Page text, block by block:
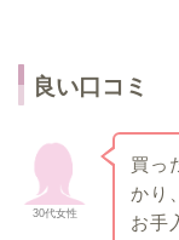
良い口コミ
30代女性
買っ
かり
お手